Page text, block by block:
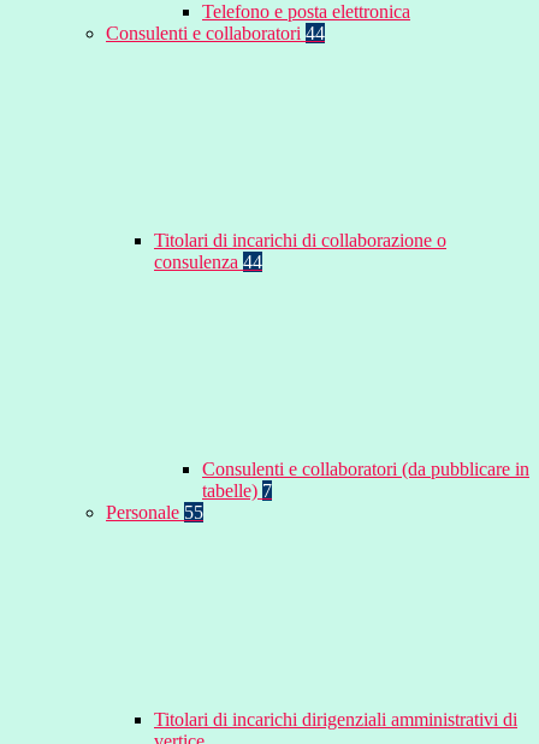
Telefono e posta elettronica
Consulenti e collaboratori 44
Titolari di incarichi di collaborazione o
consulenza 44
Consulenti e collaboratori (da pubblicare in
tabelle) 7
Personale 55
Titolari di incarichi dirigenziali amministrativi di